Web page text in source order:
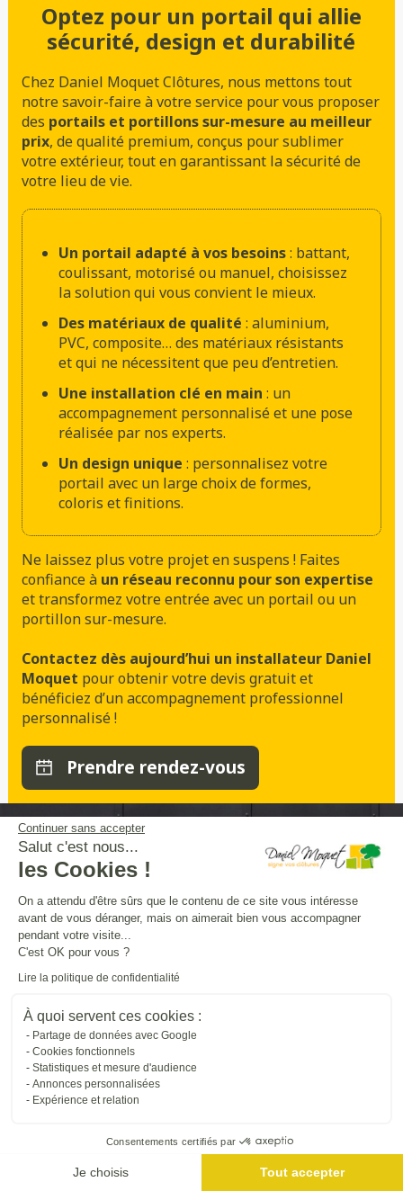
Continuer sans accepter
Salut c'est nous...
les Cookies !
On a attendu d'être sûrs que le contenu de ce site vous intéresse
avant de vous déranger, mais on aimerait bien vous accompagner
pendant votre visite...
C'est OK pour vous ?
Lire la politique de confidentialité
À quoi servent ces cookies :
Partage de données avec Google
Cookies fonctionnels
Statistiques et mesure d'audience
Annonces personnalisées
Expérience et relation
Consentements certifiés par
Je choisis Tout accepter
Optez pour un portail qui allie
sécurité, design et durabilité
Chez Daniel Moquet Clôtures, nous mettons tout
notre savoir-faire à votre service pour vous proposer
des portails et portillons sur-mesure au meilleur
prix, de qualité premium, conçus pour sublimer
votre extérieur, tout en garantissant la sécurité de
votre lieu de vie.
Un portail adapté à vos besoins: battant,
coulissant, motorisé ou manuel, choisissez
la solution qui vous convient le mieux.
Des matériaux de qualité : aluminium,
PVC, composite… des matériaux résistants
et qui ne nécessitent que peu d’entretien.
Une installation clé en main : un
accompagnement personnalisé et une pose
réalisée par nos experts.
Un design unique : personnalisez votre
portail avec un large choix de formes,
coloris et finitions.
Ne laissez plus votre projet en suspens ! Faites
confiance à un réseau reconnu pour son expertise
et transformez votre entrée avec un portail ou un
portillon sur-mesure.
Contactez dès aujourd’hui un installateur Daniel
Moquet pour obtenir votre devis gratuit et
bénéficiez d’un accompagnement professionnel
personnalisé !
Prendre rendez-vous
Sécurité praticité:
entourezetsécurisez vos extérieursen
beauté
Trouver une entreprise proche de chez vous